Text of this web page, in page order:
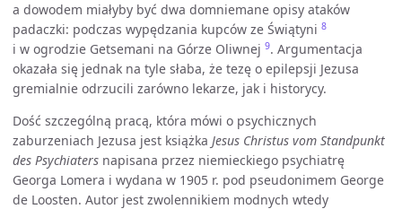
a dowodem miałyby być dwa domniemane opisy ataków
padaczki: podczas wypędzania kupców ze Świątyni 8
i w ogrodzie Getsemani na Górze Oliwnej 9. Argumentacja
okazała się jednak na tyle słaba, że tezę o epilepsji Jezusa
gremialnie odrzucili zarówno lekarze, jak i historycy.
Dość szczególną pracą, która mówi o psychicznych
zaburzeniach Jezusa jest książka Jesus Christus vom Standpunkt
des Psychiaters napisana przez niemieckiego psychiatrę
Georga Lomera i wydana w 1905 r. pod pseudonimem George
de Loosten. Autor jest zwolennikiem modnych wtedy